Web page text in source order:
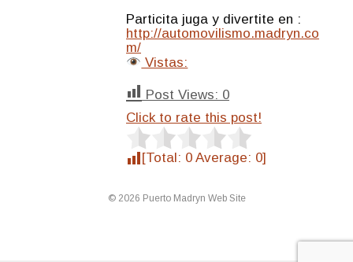
Particita juga y divertite en :
http://automovilismo.madryn.co
m/
Vistas:
Post Views: 0
Click to rate this post!
[Total: 0 Average: 0]
© 2026 Puerto Madryn Web Site